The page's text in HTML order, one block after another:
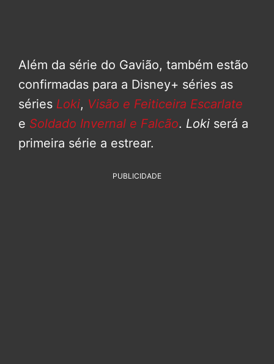
Além da série do Gavião, também estão
confirmadas para a Disney+ séries as
séries Loki, Visão e Feiticeira Escarlate
e Soldado Invernal e Falcão. Loki será a
primeira série a estrear.
PUBLICIDADE